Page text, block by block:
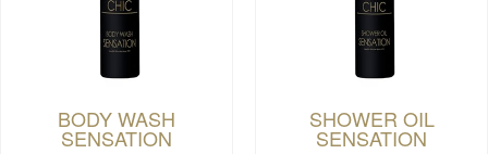
BODY WASH
SENSATION
SHOWER OIL
SENSATION